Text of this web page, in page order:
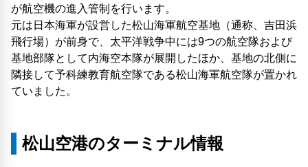
が航空機の進入管制を行います。
元は日本海軍が設営した松山海軍航空基地（通称、吉田浜
飛行場）が前身で、太平洋戦争中には9つの航空隊および
基地部隊として内海空本隊が展開したほか、基地の北側に
隣接して予科練教育航空隊である松山海軍航空隊が置かれ
ていました。
松山空港のターミナル情報